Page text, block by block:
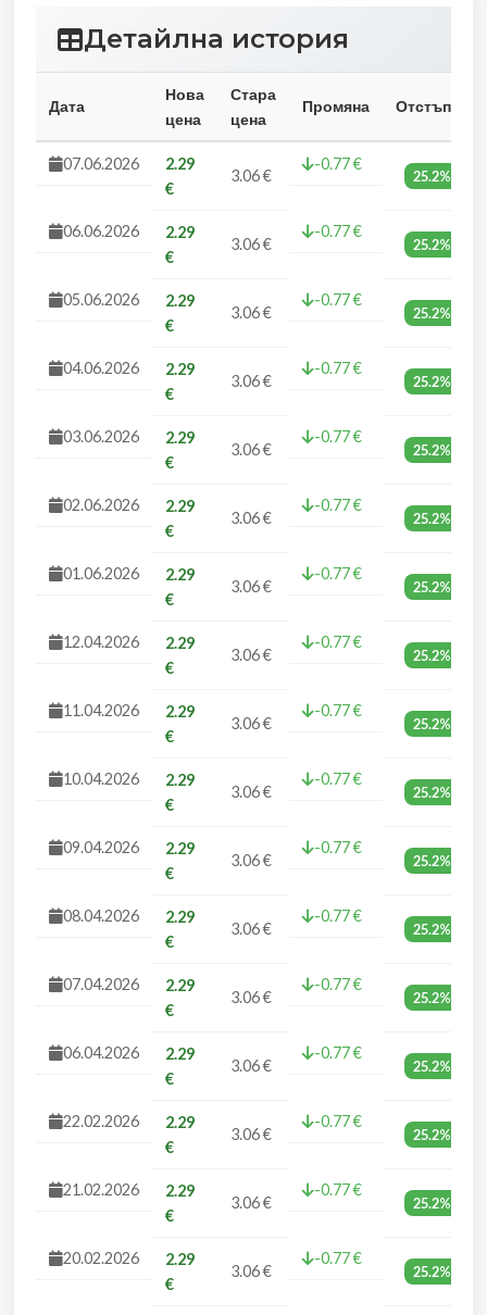
Детайлна история
Дата
Нова
цена
Стара
цена
Промяна Отстъпка
07.06.2026
2.29
€
3.06 €
-0.77 €
25.2%
06.06.2026
2.29
€
3.06 €
-0.77 €
25.2%
05.06.2026
2.29
€
3.06 €
-0.77 €
25.2%
04.06.2026
2.29
€
3.06 €
-0.77 €
25.2%
03.06.2026
2.29
€
3.06 €
-0.77 €
25.2%
02.06.2026
2.29
€
3.06 €
-0.77 €
25.2%
01.06.2026
2.29
€
3.06 €
-0.77 €
25.2%
12.04.2026
2.29
€
3.06 €
-0.77 €
25.2%
11.04.2026
2.29
€
3.06 €
-0.77 €
25.2%
10.04.2026
2.29
€
3.06 €
-0.77 €
25.2%
09.04.2026
2.29
€
3.06 €
-0.77 €
25.2%
08.04.2026
2.29
€
3.06 €
-0.77 €
25.2%
07.04.2026
2.29
€
3.06 €
-0.77 €
25.2%
06.04.2026
2.29
€
3.06 €
-0.77 €
25.2%
22.02.2026
2.29
€
3.06 €
-0.77 €
25.2%
21.02.2026
2.29
€
3.06 €
-0.77 €
25.2%
20.02.2026
2.29
€
3.06 €
-0.77 €
25.2%